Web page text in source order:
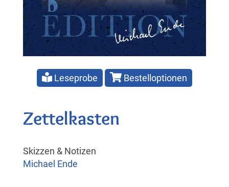
Leseprobe Bestelloptionen
Zettelkasten
Skizzen & Notizen
Michael Ende